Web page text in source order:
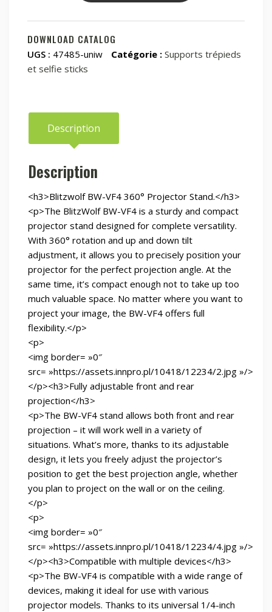
BW-
VF4
360°
Projector
DOWNLOAD CATALOG
UGS : 47485-uniw Catégorie : Supports trépieds
et selfie sticks
Description
Description
<h3>Blitzwolf BW-VF4 360° Projector Stand.</h3>
<p>The BlitzWolf BW-VF4 is a sturdy and compact
projector stand designed for complete versatility.
With 360° rotation and up and down tilt
adjustment, it allows you to precisely position your
projector for the perfect projection angle. At the
same time, it’s compact enough not to take up too
much valuable space. No matter where you want to
project your image, the BW-VF4 offers full
flexibility.</p>
<p>
<img border= »0″
src= »https://assets.innpro.pl/10418/12234/2.jpg »/>
</p><h3>Fully adjustable front and rear
projection</h3>
<p>The BW-VF4 stand allows both front and rear
projection – it will work well in a variety of
situations. What’s more, thanks to its adjustable
design, it lets you freely adjust the projector’s
position to get the best projection angle, whether
you plan to project on the wall or on the ceiling.
</p>
<p>
<img border= »0″
src= »https://assets.innpro.pl/10418/12234/4.jpg »/>
</p><h3>Compatible with multiple devices</h3>
<p>The BW-VF4 is compatible with a wide range of
devices, making it ideal for use with various
projector models. Thanks to its universal 1/4-inch